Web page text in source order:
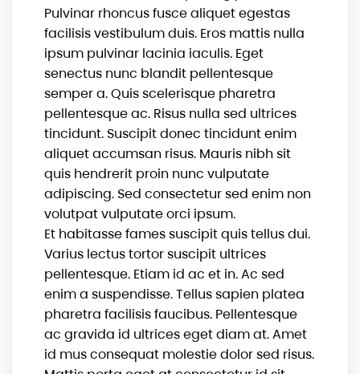
Pulvinar rhoncus fusce aliquet egestas
facilisis vestibulum duis. Eros mattis nulla
ipsum pulvinar lacinia iaculis. Eget
senectus nunc blandit pellentesque
semper a. Quis scelerisque pharetra
pellentesque ac. Risus nulla sed ultrices
tincidunt. Suscipit donec tincidunt enim
aliquet accumsan risus. Mauris nibh sit
quis hendrerit proin nunc vulputate
adipiscing. Sed consectetur sed enim non
volutpat vulputate orci ipsum.
Et habitasse fames suscipit quis tellus dui.
Varius lectus tortor suscipit ultrices
pellentesque. Etiam id ac et in. Ac sed
enim a suspendisse. Tellus sapien platea
pharetra facilisis faucibus. Pellentesque
ac gravida id ultrices eget diam at. Amet
id mus consequat molestie dolor sed risus.